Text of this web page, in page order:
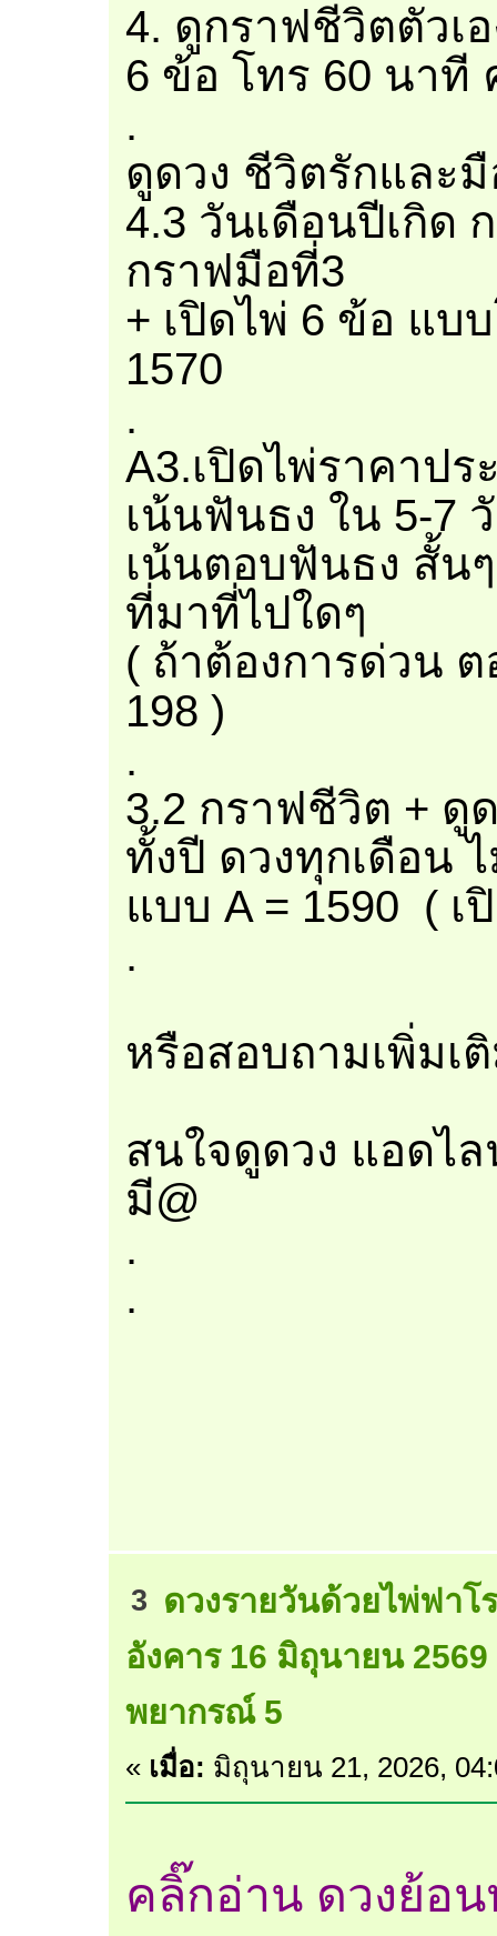
4. ดูกราฟชีวิตตัวเ
6 ข้อ โทร 60 นาที
.
ดูดวง ชีวิตรักและ
4.3 วันเดือนปีเกิด
กราฟมือที่3
+ เปิดไพ่ 6 ข้อ แบ
1570
.
A3.เปิดไพ่ราคาป
เน้นฟันธง ใน 5-7
เน้นตอบฟันธง สั้น
ที่มาที่ไปใดๆ
( ถ้าต้องการด่วน
198 )
.
3.2 กราฟชีวิต + ดู
ทั้งปี ดวงทุกเดือน
แบบ A = 1590 ( เ
.
หรือสอบถามเพิ่มเ
สนใจดูดวง แอดไ
มี@
.
.
3 ดวงรายวันด้วยไพ่ฟาโ
อังคาร 16 มิถุนายน
พยากรณ์ 5
« เมื่อ: มิถุนายน 21, 2026,
คลิ๊กอ่าน ดวงย้อ